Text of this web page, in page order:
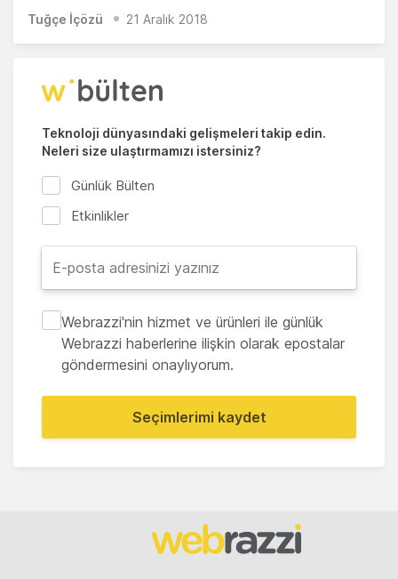
Tuğçe İçözü 21 Aralık 2018
Teknoloji dünyasındaki gelişmeleri takip edin.
Neleri size ulaştırmamızı istersiniz?
Günlük Bülten
Etkinlikler
Webrazzi'nin hizmet ve ürünleri ile günlük
Webrazzi haberlerine ilişkin olarak epostalar
göndermesini onaylıyorum.
Seçimlerimi kaydet